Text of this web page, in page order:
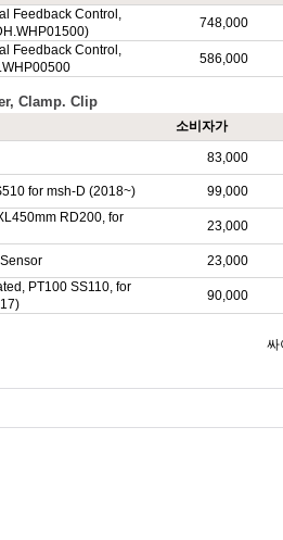
Feedback Control,
748,000
Feedback Control,
586,000
Clamp. Clip
소비자가
83,000
for msh-D (2018~) 99,000
RD200, for
23,000
23,000
PT100 SS110, for
90,000
싸